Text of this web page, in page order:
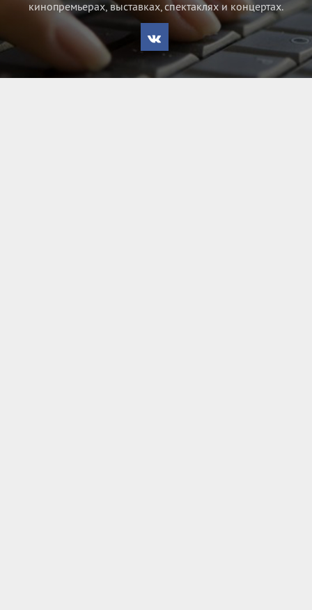
кинопремьерах, выставках, спектаклях и концертах.